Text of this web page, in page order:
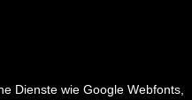
Dienste wie Google Webfonts,